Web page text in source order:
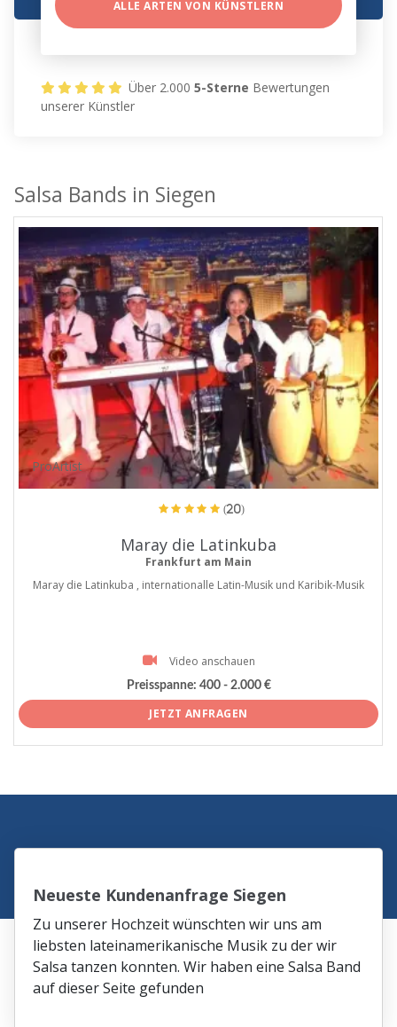
ALLE ARTEN VON KÜNSTLERN
Über 2.0005-Sterne Bewertungen
unserer Künstler
Salsa Bands in Siegen
ProArtist
(20)
Maray die Latinkuba
Frankfurt am Main
Maray die Latinkuba , internationalle Latin-Musik und Karibik-Musik
Video anschauen
Preisspanne: 400 - 2.000 €
JETZT ANFRAGEN
Neueste Kundenanfrage Siegen
Zu unserer Hochzeit wünschten wir uns am
liebsten lateinamerikanische Musik zu der wir
Salsa tanzen konnten. Wir haben eine Salsa Band
auf dieser Seite gefunden